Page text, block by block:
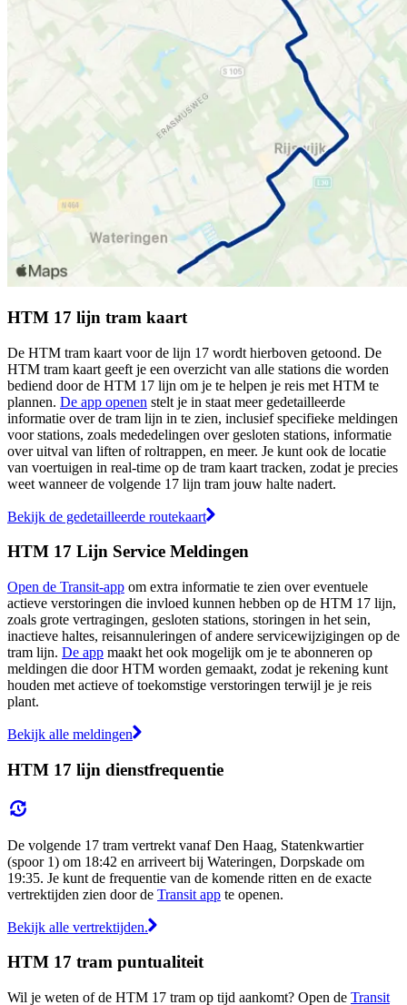
HTM 17 lijn tram kaart
De HTM tram kaart voor de lijn 17 wordt hierboven getoond. De
HTM tram kaart geeft je een overzicht van alle stations die worden
bediend door de HTM 17 lijn om je te helpen je reis met HTM te
plannen. De app openen stelt je in staat meer gedetailleerde
informatie over de tram lijn in te zien, inclusief specifieke meldingen
voor stations, zoals mededelingen over gesloten stations, informatie
over uitval van liften of roltrappen, en meer. Je kunt ook de locatie
van voertuigen in real-time op de tram kaart tracken, zodat je precies
weet wanneer de volgende 17 lijn tram jouw halte nadert.
Bekijk de gedetailleerde routekaart
HTM 17 Lijn Service Meldingen
Open de Transit-app om extra informatie te zien over eventuele
actieve verstoringen die invloed kunnen hebben op de HTM 17 lijn,
zoals grote vertragingen, gesloten stations, storingen in het sein,
inactieve haltes, reisannuleringen of andere servicewijzigingen op de
tram lijn. De app maakt het ook mogelijk om je te abonneren op
meldingen die door HTM worden gemaakt, zodat je rekening kunt
houden met actieve of toekomstige verstoringen terwijl je je reis
plant.
Bekijk alle meldingen
HTM 17 lijn dienstfrequentie
De volgende 17 tram vertrekt vanaf Den Haag, Statenkwartier
(spoor 1) om 18:42 en arriveert bij Wateringen, Dorpskade om
19:35. Je kunt de frequentie van de komende ritten en de exacte
vertrektijden zien door de Transit app te openen.
Bekijk alle vertrektijden.
HTM 17 tram puntualiteit
Wil je weten of de HTM 17 tram op tijd aankomt? Open de Transit